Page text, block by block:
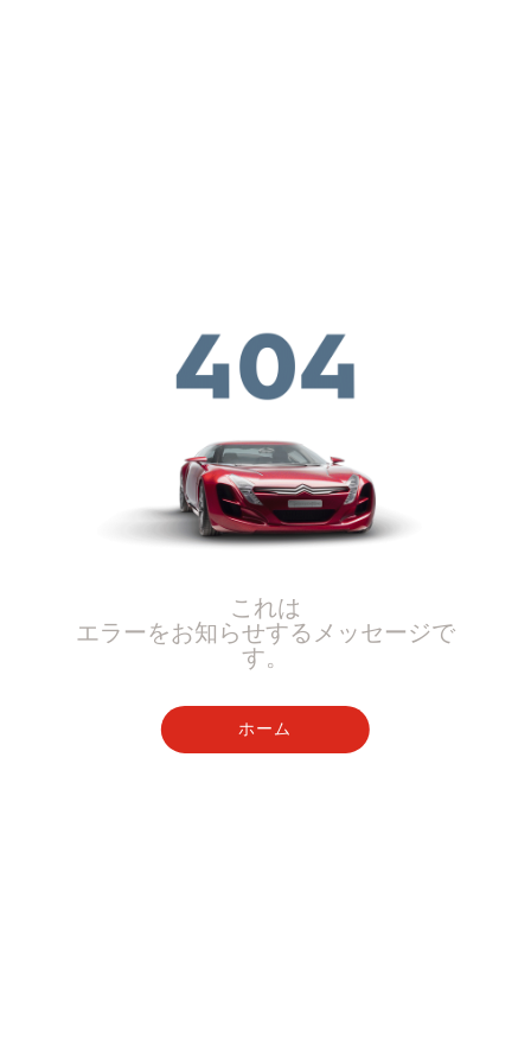
これは
エラーをお知らせするメッセージで
す。
ホーム